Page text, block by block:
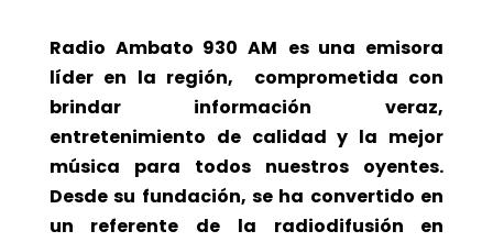
Radio Ambato 930 AM es una emisora
líder en la región, comprometida con
brindar información veraz,
entretenimiento de calidad y la mejor
música para todos nuestros oyentes.
Desde su fundación, se ha convertido en
un referente de la radiodifusión en